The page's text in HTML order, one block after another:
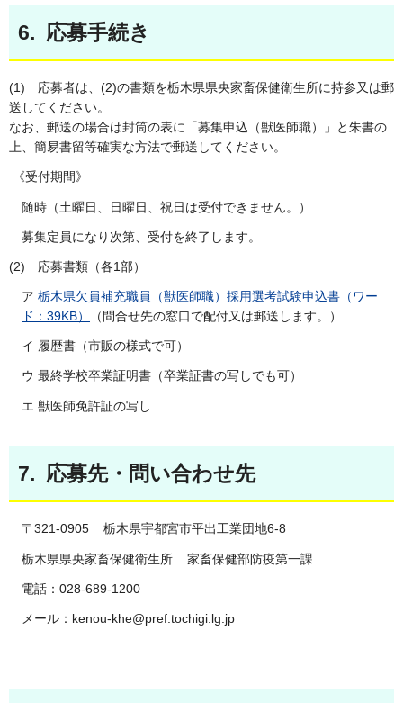
6. 応募手続き
(1) 応募者は、(2)の書類を栃木県県央家畜保健衛生所に持参又は郵
送してください。
なお、郵送の場合は封筒の表に「募集申込（獣医師職）」と朱書の
上、簡易書留等確実な方法で郵送してください。
《受付期間》
随時（土曜日、日曜日、祝日は受付できません。）
募集定員になり次第、受付を終了します。
(2) 応募書類（各1部）
ア 栃木県欠員補充職員（獣医師職）採用選考試験申込書（ワー
ド：39KB）
（問合せ先の窓口で配付又は郵送します。）
イ 履歴書（市販の様式で可）
ウ 最終学校卒業証明書（卒業証書の写しでも可）
エ 獣医師免許証の写し
7. 応募先・問い合わせ先
〒321-0905 栃木県宇都宮市平出工業団地6-8
栃木県県央家畜保健衛生所 家畜保健部防疫第一課
電話：028-689-1200
メール：kenou-khe@pref.tochigi.lg.jp